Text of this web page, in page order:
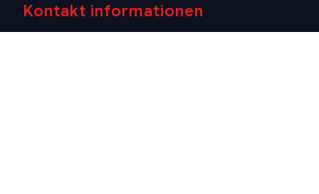
Kontakt informationen